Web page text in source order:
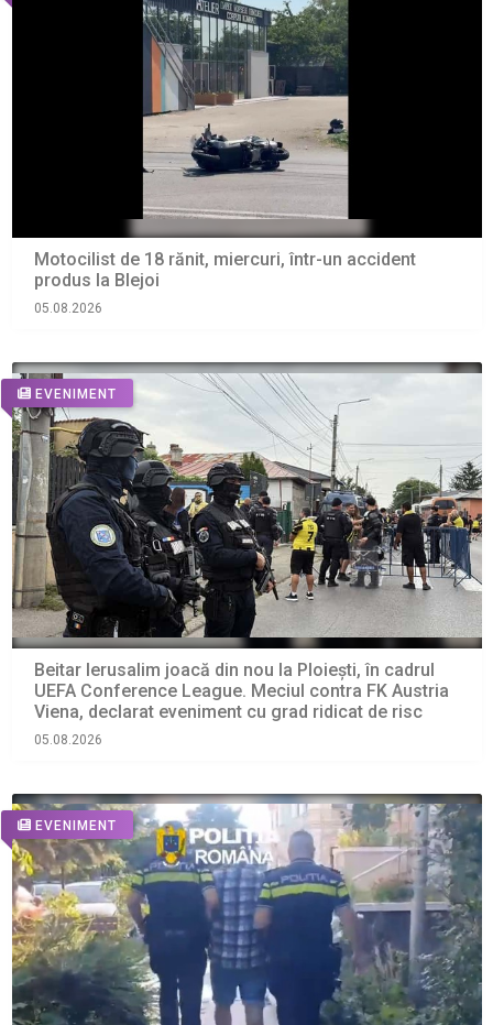
Motocilist de 18 rănit, miercuri, într-un accident
produs la Blejoi
05.08.2026
EVENIMENT
Beitar Ierusalim joacă din nou la Ploiești, în cadrul
UEFA Conference League. Meciul contra FK Austria
Viena, declarat eveniment cu grad ridicat de risc
05.08.2026
EVENIMENT